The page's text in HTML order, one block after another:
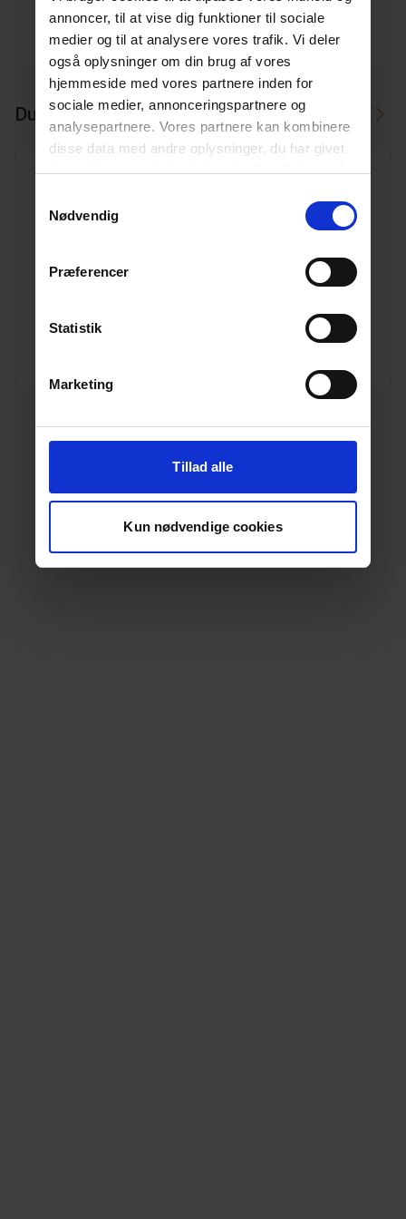
annoncer, til at vise dig funktioner til sociale
medier og til at analysere vores trafik. Vi deler
også oplysninger om din brug af vores
hjemmeside med vores partnere inden for
sociale medier, annonceringspartnere og
analysepartnere. Vores partnere kan kombinere
disse data med andre oplysninger, du har givet
dem, eller som de har indsamlet fra din brug af
Nødvendig
Præferencer
Statistik
Marketing
Tillad alle
Kun nødvendige cookies
Producent Ostendorf
Du skal måske også bruge
Varenr. 10191161